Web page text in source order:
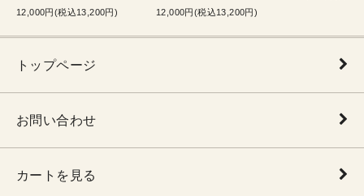
12,000円(税込13,200円) 12,000円(税込13,200円)
トップページ
お問い合わせ
カートを見る